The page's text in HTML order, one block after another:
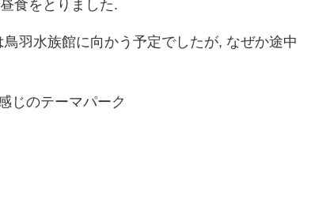
食をとりました.
水族館に向かう予定でしたが, なぜか途中
のテーマパーク